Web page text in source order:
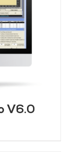
V6.0